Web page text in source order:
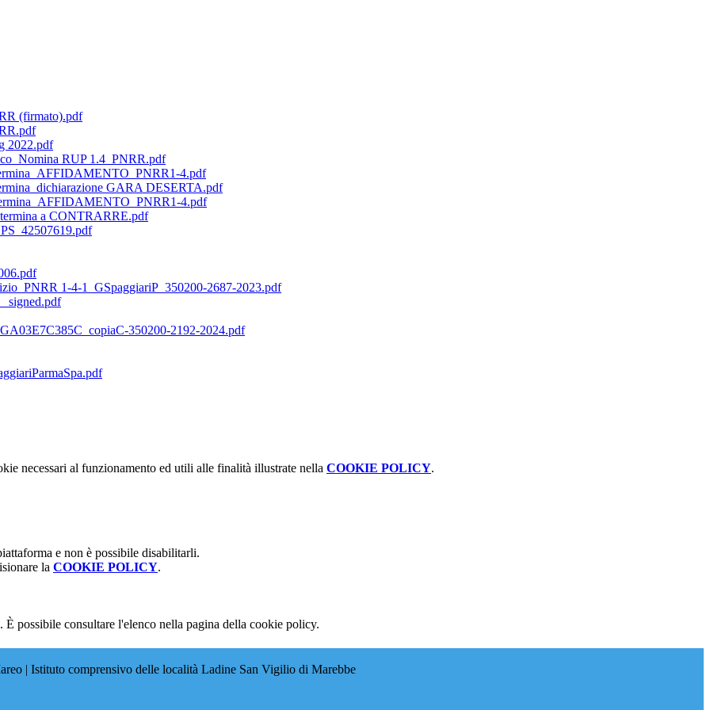
(firmato).pdf
2022.pdf
RUP 1.4_PNRR.pdf
4.pdf
GARA DESERTA.pdf
4.pdf
a CONTRARRE.pdf
1-4-1_GSpaggiariP_350200-2687-2023.pdf
350200-2192-2024.pdf
necessari al funzionamento ed utili alle finalità illustrate nella COOKIE POLICY.
e non è possibile disabilitarli.
la COOKIE POLICY.
possibile consultare l'elenco nella pagina della cookie policy.
| Istituto comprensivo delle località Ladine San Vigilio di Marebbe